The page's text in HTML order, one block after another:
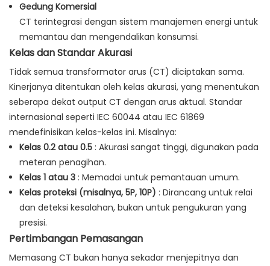
Gedung Komersial
CT terintegrasi dengan sistem manajemen energi untuk
memantau dan mengendalikan konsumsi.
Kelas dan Standar Akurasi
Tidak semua transformator arus (CT) diciptakan sama.
Kinerjanya ditentukan oleh kelas akurasi, yang menentukan
seberapa dekat output CT dengan arus aktual. Standar
internasional seperti IEC 60044 atau IEC 61869
mendefinisikan kelas-kelas ini. Misalnya:
Kelas 0.2 atau 0.5: Akurasi sangat tinggi, digunakan pada
meteran penagihan.
Kelas 1 atau 3: Memadai untuk pemantauan umum.
Kelas proteksi (misalnya, 5P, 10P) : Dirancang untuk relai
dan deteksi kesalahan, bukan untuk pengukuran yang
presisi.
Pertimbangan Pemasangan
Memasang CT bukan hanya sekadar menjepitnya dan